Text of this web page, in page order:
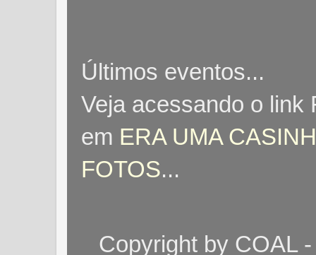
Últimos eventos...
Veja acessando o link
em ERA UMA
FOTOS...
Copyright by COAL